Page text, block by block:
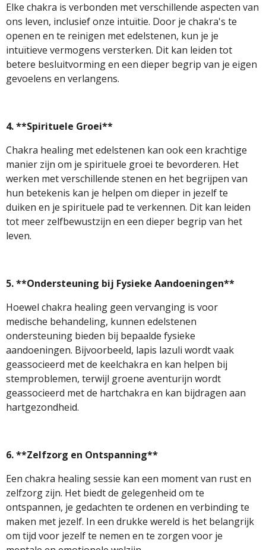
Elke chakra is verbonden met verschillende aspecten van
ons leven, inclusief onze intuïtie. Door je chakra's te
openen en te reinigen met edelstenen, kun je je
intuïtieve vermogens versterken. Dit kan leiden tot
betere besluitvorming en een dieper begrip van je eigen
gevoelens en verlangens.
4. **Spirituele Groei**
Chakra healing met edelstenen kan ook een krachtige
manier zijn om je spirituele groei te bevorderen. Het
werken met verschillende stenen en het begrijpen van
hun betekenis kan je helpen om dieper in jezelf te
duiken en je spirituele pad te verkennen. Dit kan leiden
tot meer zelfbewustzijn en een dieper begrip van het
leven.
5. **Ondersteuning bij Fysieke Aandoeningen**
Hoewel chakra healing geen vervanging is voor
medische behandeling, kunnen edelstenen
ondersteuning bieden bij bepaalde fysieke
aandoeningen. Bijvoorbeeld, lapis lazuli wordt vaak
geassocieerd met de keelchakra en kan helpen bij
stemproblemen, terwijl groene aventurijn wordt
geassocieerd met de hartchakra en kan bijdragen aan
hartgezondheid.
6. **Zelfzorg en Ontspanning**
Een chakra healing sessie kan een moment van rust en
zelfzorg zijn. Het biedt de gelegenheid om te
ontspannen, je gedachten te ordenen en verbinding te
maken met jezelf. In een drukke wereld is het belangrijk
om tijd voor jezelf te nemen en te zorgen voor je